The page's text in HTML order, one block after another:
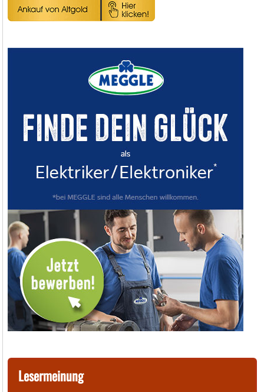
Lesermeinung